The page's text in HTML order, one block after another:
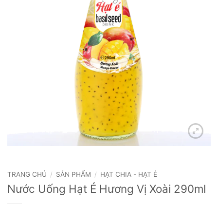
TRANG CHỦ / SẢN PHẨM / HẠT CHIA - HẠT É
Nước Uống Hạt É Hương Vị Xoài 290ml